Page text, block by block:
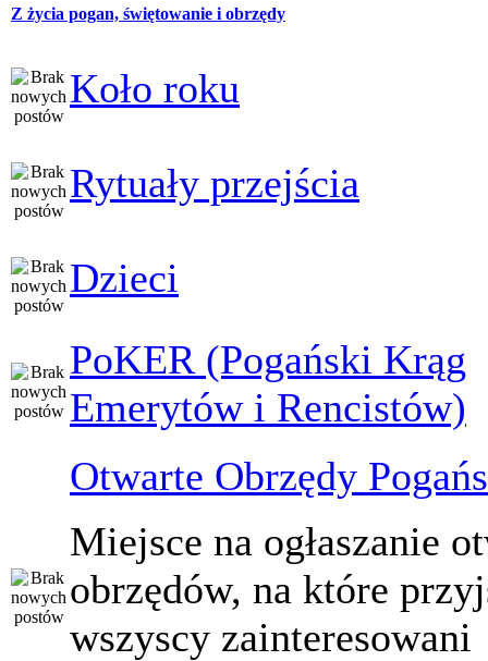
Z życia pogan, świętowanie i obrzędy
Koło roku
Rytuały przejścia
Dzieci
PoKER (Pogański Krąg
Emerytów i Rencistów)
Otwarte Obrzędy
Miejsce na ogłaszanie
obrzędów, na które
wszyscy zainteresowani